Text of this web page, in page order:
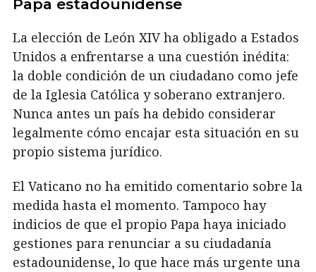
Papa estadounidense
La elección de León XIV ha obligado a Estados
Unidos a enfrentarse a una cuestión inédita:
la doble condición de un ciudadano como jefe
de la Iglesia Católica y soberano extranjero.
Nunca antes un país ha debido considerar
legalmente cómo encajar esta situación en su
propio sistema jurídico.
El Vaticano no ha emitido comentario sobre la
medida hasta el momento. Tampoco hay
indicios de que el propio Papa haya iniciado
gestiones para renunciar a su ciudadanía
estadounidense, lo que hace más urgente una